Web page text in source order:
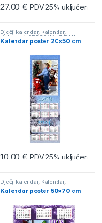
27.00€ PDV 25% uključen
Dječji kalendar, Kalendar,
Kalendari PERSONALIZIRANI
FOTO POKLONI
Kalendar poster 20×50 cm
10.00€ PDV 25% uključen
Dječji kalendar, Kalendar,
Kalendari PERSONALIZIRANI
FOTO POKLONI
Kalendar poster 50×70 cm